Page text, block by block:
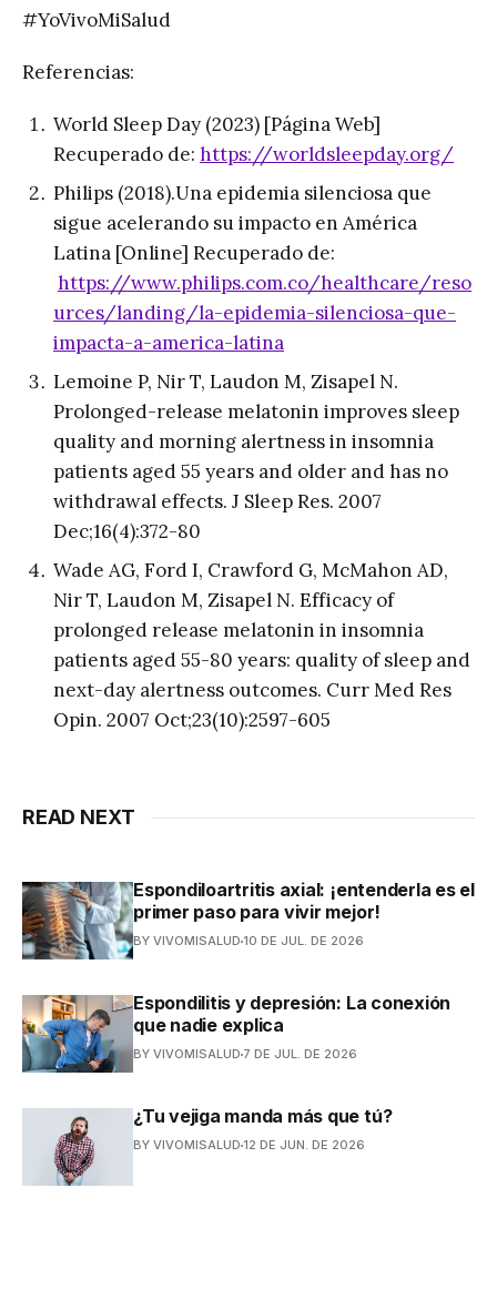
#YoVivoMiSalud
Referencias:
World Sleep Day (2023) [Página Web]
Recuperado de: https://worldsleepday.org/
Philips (2018).Una epidemia silenciosa que
sigue acelerando su impacto en América
Latina [Online] Recuperado de:
https://www.philips.com.co/healthcare/reso
urces/landing/la-epidemia-silenciosa-que-
impacta-a-america-latina
Lemoine P, Nir T, Laudon M, Zisapel N.
Prolonged-release melatonin improves sleep
quality and morning alertness in insomnia
patients aged 55 years and older and has no
withdrawal effects. J Sleep Res. 2007
Dec;16(4):372-80
Wade AG, Ford I, Crawford G, McMahon AD,
Nir T, Laudon M, Zisapel N. Efficacy of
prolonged release melatonin in insomnia
patients aged 55-80 years: quality of sleep and
next-day alertness outcomes. Curr Med Res
Opin. 2007 Oct;23(10):2597-605
READ NEXT
Espondiloartritis axial: ¡entenderla es el
primer paso para vivir mejor!
BY VIVOMISALUD 10 DE JUL. DE 2026
Espondilitis y depresión: La conexión
que nadie explica
BY VIVOMISALUD 7 DE JUL. DE 2026
¿Tu vejiga manda más que tú?
BY VIVOMISALUD 12 DE JUN. DE 2026